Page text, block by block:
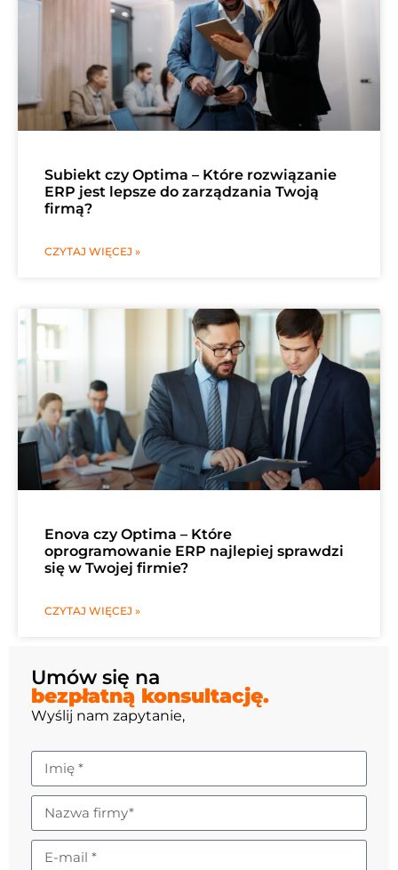
Subiekt czy Optima – Które rozwiązanie
ERP jest lepsze do zarządzania Twoją
firmą?
CZYTAJ WIĘCEJ »
Enova czy Optima – Które
oprogramowanie ERP najlepiej sprawdzi
się w Twojej firmie?
CZYTAJ WIĘCEJ »
Umów się na
bezpłatną konsultację.
Wyślij nam zapytanie,